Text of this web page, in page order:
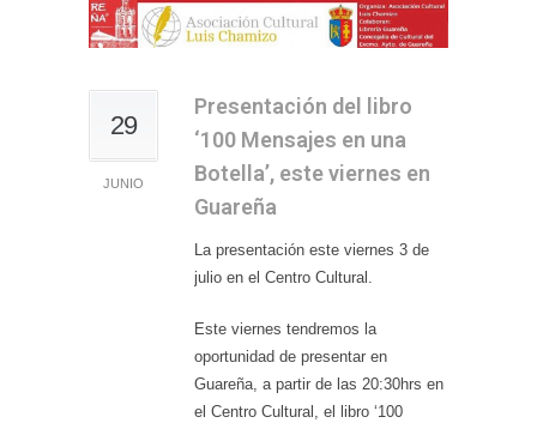
29
JUNIO
Presentación del libro
‘100 Mensajes en una
Botella’, este viernes en
Guareña
La presentación este viernes 3 de
julio en el Centro Cultural.
Este viernes tendremos la
oportunidad de presentar en
Guareña, a partir de las 20:30hrs en
el Centro Cultural, el libro ‘100